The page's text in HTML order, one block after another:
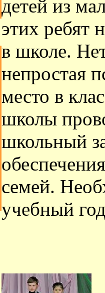
детей из
этих ребят
в школе.
непростая
место в
школы
школьный
семей.
учебный